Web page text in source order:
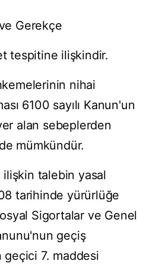
Gerekçe
tespitine ilişkindir.
nihai
6100 sayılı Kanun'un
alan sebeplerden
mümkündür.
talebin yasal
tarihinde yürürlüğe
Sigortalar ve Genel
geçiş
7. maddesi